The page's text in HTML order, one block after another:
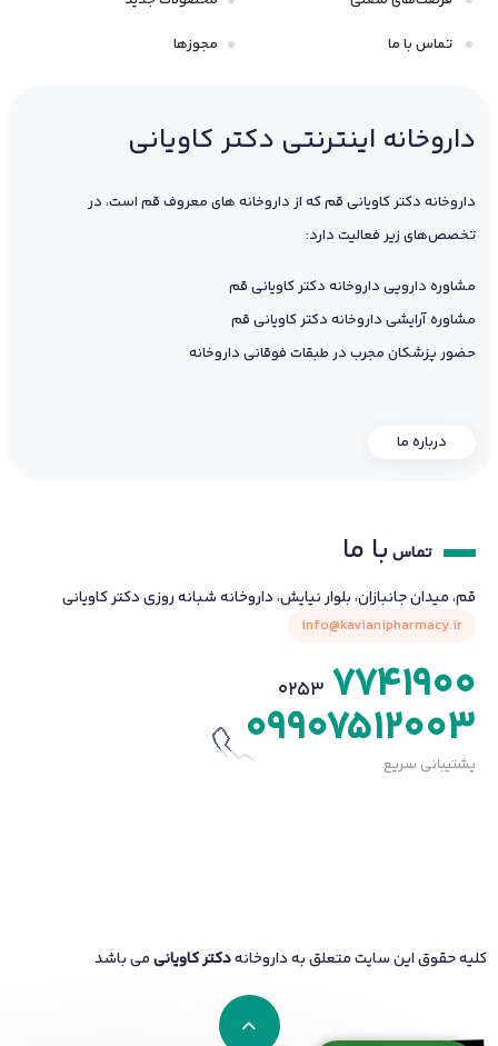
تماس با ما
مجوزها
داروخانه اینترنتی دکتر کاویانی
داروخانه دکتر کاویانی قم که از داروخانه های معروف قم است، در
تخصص‌های زیر فعالیت دارد:
مشاوره دارویی داروخانه دکتر کاویانی قم
مشاوره آرایشی داروخانه دکتر کاویانی قم
حضور پزشکان مجرب در طبقات فوقانی داروخانه
درباره ما
تماس با ما
قم، میدان جانبازان، بلوار نیایش، داروخانه شبانه روزی دکتر کاویانی
info@kavianipharmacy.ir
0253 7741900
09907512003
پشتیبانی سریع
کلیه حقوق این سایت متعلق به داروخانهدکتر کاویانیمی باشد